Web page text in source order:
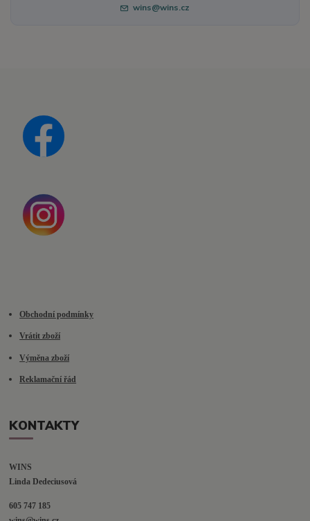
wins@wins.cz
Obchodní podmínky
Vrátit zboží
Výměna zboží
Reklamační řád
KONTAKTY
WINS
Linda Dedeciusová
605 747 185